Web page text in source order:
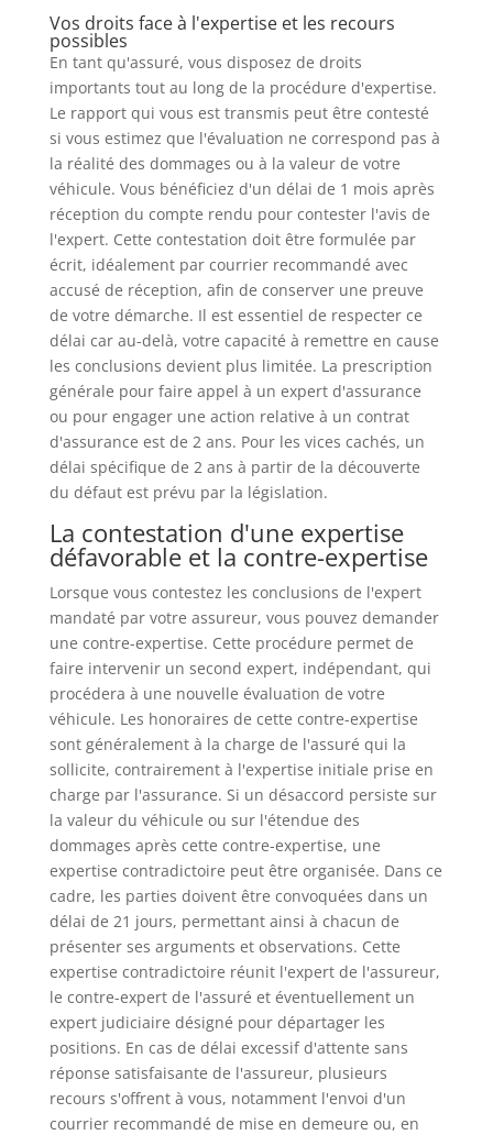
Vos droits face à l'expertise et les recours
possibles
En tant qu'assuré, vous disposez de droits
importants tout au long de la procédure d'expertise.
Le rapport qui vous est transmis peut être contesté
si vous estimez que l'évaluation ne correspond pas à
la réalité des dommages ou à la valeur de votre
véhicule. Vous bénéficiez d'un délai de 1 mois après
réception du compte rendu pour contester l'avis de
l'expert. Cette contestation doit être formulée par
écrit, idéalement par courrier recommandé avec
accusé de réception, afin de conserver une preuve
de votre démarche. Il est essentiel de respecter ce
délai car au-delà, votre capacité à remettre en cause
les conclusions devient plus limitée. La prescription
générale pour faire appel à un expert d'assurance
ou pour engager une action relative à un contrat
d'assurance est de 2 ans. Pour les vices cachés, un
délai spécifique de 2 ans à partir de la découverte
du défaut est prévu par la législation.
La contestation d'une expertise
défavorable et la contre-expertise
Lorsque vous contestez les conclusions de l'expert
mandaté par votre assureur, vous pouvez demander
une contre-expertise. Cette procédure permet de
faire intervenir un second expert, indépendant, qui
procédera à une nouvelle évaluation de votre
véhicule. Les honoraires de cette contre-expertise
sont généralement à la charge de l'assuré qui la
sollicite, contrairement à l'expertise initiale prise en
charge par l'assurance. Si un désaccord persiste sur
la valeur du véhicule ou sur l'étendue des
dommages après cette contre-expertise, une
expertise contradictoire peut être organisée. Dans ce
cadre, les parties doivent être convoquées dans un
délai de 21 jours, permettant ainsi à chacun de
présenter ses arguments et observations. Cette
expertise contradictoire réunit l'expert de l'assureur,
le contre-expert de l'assuré et éventuellement un
expert judiciaire désigné pour départager les
positions. En cas de délai excessif d'attente sans
réponse satisfaisante de l'assureur, plusieurs
recours s'offrent à vous, notamment l'envoi d'un
courrier recommandé de mise en demeure ou, en